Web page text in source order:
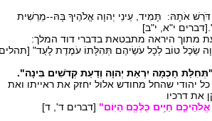
אֹתָהּ: תָּמִיד, עֵינֵי יְהוָה אֱלֹהֶיךָ בָּהּ--מֵרֵשִׁית
י"א, י"ב]
מתוך היראה מתבטאת בדברי דוד המלך:
שֵׂכֶל טוֹב לְכָל עֹשֵׂיהֶם תְּהִלָּתוֹ עֹמֶדֶת לָעַד"
"תְּחִלַּת חָכְמָה יִרְאַת יְהוָה וְדַעַת קְדֹשִׁים בִּינָה".
יהודי שהחל מחודש אלול יחזק את ראייתו ואת
את דרכיו
חַיִּ֥ים כֻּלְּכֶ֖ם הַיּֽוֹם" [דברים ד', ד]